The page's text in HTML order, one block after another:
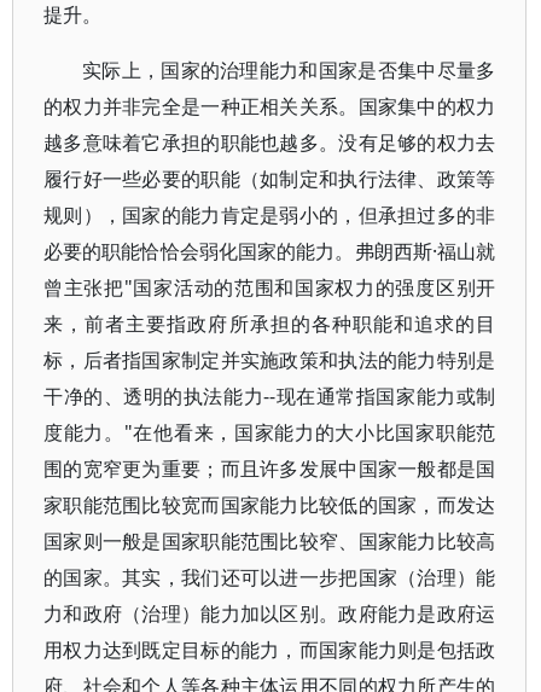
提升。
实际上，国家的治理能力和国家是否集中尽量多
的权力并非完全是一种正相关关系。国家集中的权力
越多意味着它承担的职能也越多。没有足够的权力去
履行好一些必要的职能（如制定和执行法律、政策等
规则），国家的能力肯定是弱小的，但承担过多的非
必要的职能恰恰会弱化国家的能力。弗朗西斯·福山就
曾主张把"国家活动的范围和国家权力的强度区别开
来，前者主要指政府所承担的各种职能和追求的目
标，后者指国家制定并实施政策和执法的能力特别是
干净的、透明的执法能力--现在通常指国家能力或制
度能力。"在他看来，国家能力的大小比国家职能范
围的宽窄更为重要；而且许多发展中国家一般都是国
家职能范围比较宽而国家能力比较低的国家，而发达
国家则一般是国家职能范围比较窄、国家能力比较高
的国家。其实，我们还可以进一步把国家（治理）能
力和政府（治理）能力加以区别。政府能力是政府运
用权力达到既定目标的能力，而国家能力则是包括政
府、社会和个人等各种主体运用不同的权力所产生的